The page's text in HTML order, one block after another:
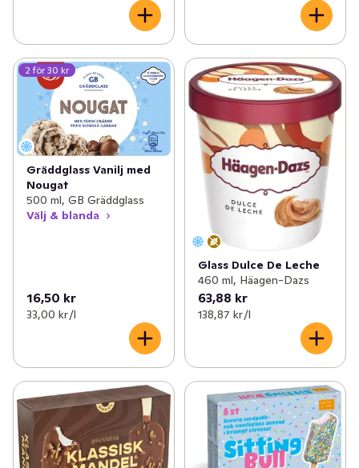
2 för 30 kr
Gräddglass Vanilj med
Nougat
500 ml, GB Gräddglass
Välj & blanda
16,50 kr
33,00 kr /l
Glass Dulce De Leche
460 ml, Häagen-Dazs
63,88 kr
138,87 kr /l